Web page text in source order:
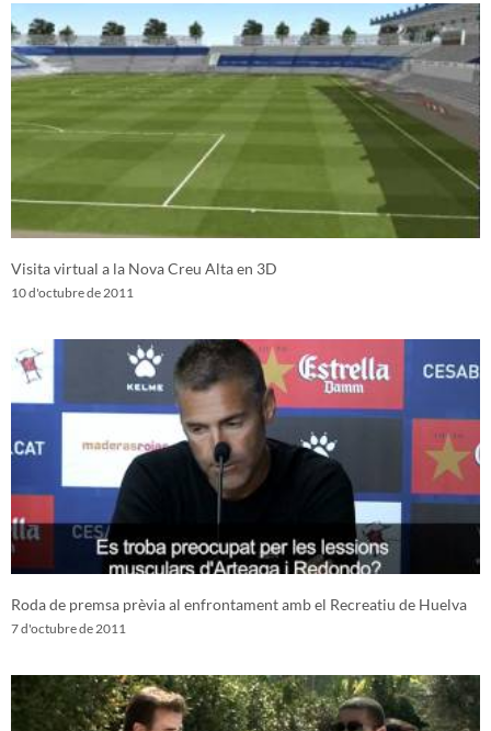
Visita virtual a la Nova Creu Alta en 3D
10 d'octubre de 2011
Roda de premsa prèvia al enfrontament amb el Recreatiu de Huelva
7 d'octubre de 2011